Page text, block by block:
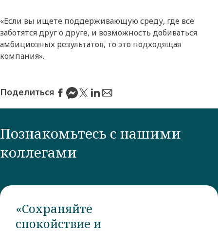
«Если вы ищете поддерживающую среду, где все
заботятся друг о друге, и возможность добиваться
амбициозных результатов, то это подходящая
компания».
Поделиться
Познакомьтесь с нашими
коллегами
«Сохраняйте
спокойствие и